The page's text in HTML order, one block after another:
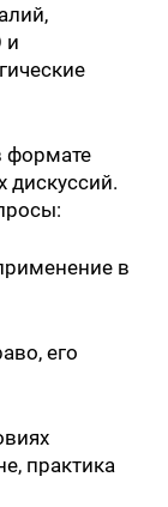
и
формате
дискуссий.
в
его
практика